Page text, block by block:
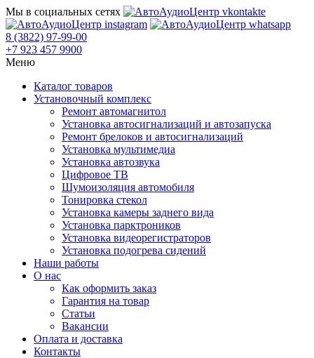
Мы в социальных сетях
8 (3822) 97-99-00
+7 923 457 9900
Меню
Каталог товаров
Установочный комплекс
Ремонт автомагнитол
Установка автосигнализаций и автозапуска
Ремонт брелоков и автосигнализаций
Установка мультимедиа
Установка автозвука
Цифровое ТВ
Шумоизоляция автомобиля
Тонировка стекол
Установка камеры заднего вида
Установка парктроников
Установка видеорегистраторов
Установка подогрева сидений
Наши работы
О нас
Как оформить заказ
Гарантия на товар
Статьи
Вакансии
Оплата и доставка
Контакты